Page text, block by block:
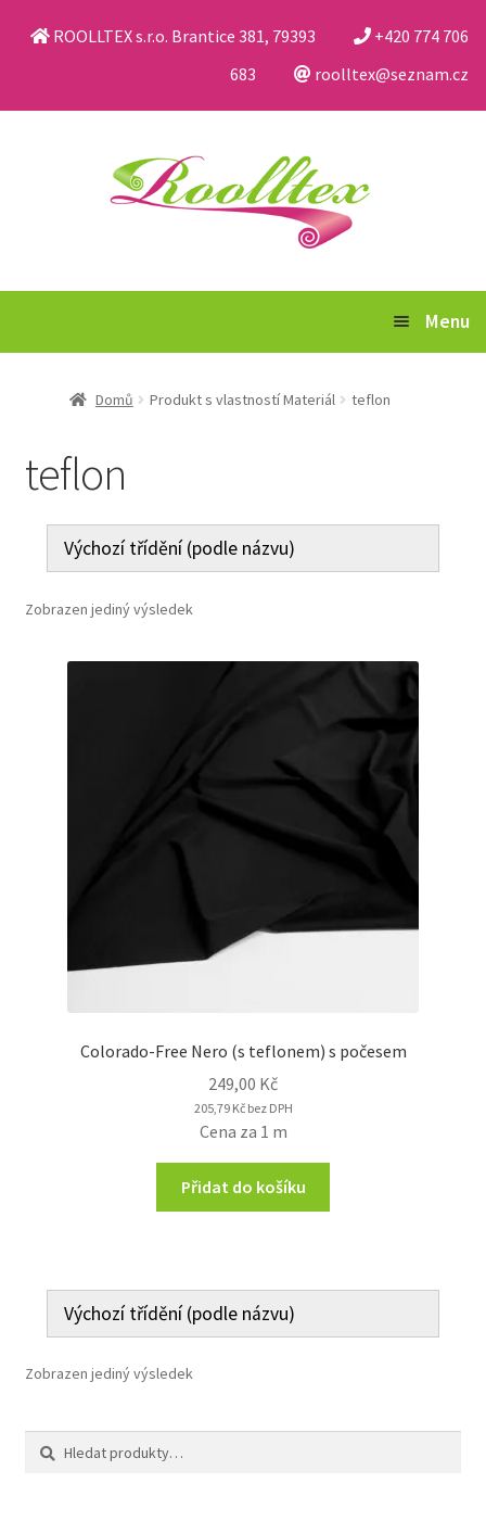
ROOLLTEX s.r.o. Brantice 381, 79393
+420 774 706
683
roolltex@seznam.cz
Menu
Jak nakupovat
Aktuality
Kontakt
Domů Produkt s vlastností Materiál teflon
teflon
Zobrazen jediný výsledek
Colorado-Free Nero (s teflonem) s počesem
249,00 Kč
205,79 Kčbez DPH
Cena za 1 m
Přidat do košíku
Zobrazen jediný výsledek
Hledat:
Hledat